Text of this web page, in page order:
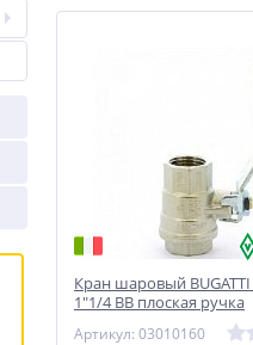
Кран шаровый BUGATTI
1"1/4 ВВ плоская ручка
Артикул: 03010160